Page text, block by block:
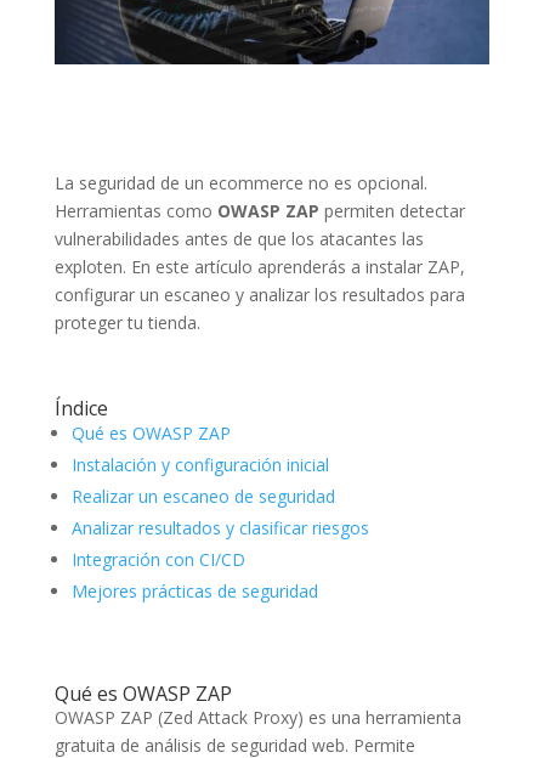
La seguridad de un ecommerce no es opcional.
Herramientas como OWASP ZAP permiten detectar
vulnerabilidades antes de que los atacantes las
exploten. En este artículo aprenderás a instalar ZAP,
configurar un escaneo y analizar los resultados para
proteger tu tienda.
Índice
Qué es OWASP ZAP
Instalación y configuración inicial
Realizar un escaneo de seguridad
Analizar resultados y clasificar riesgos
Integración con CI/CD
Mejores prácticas de seguridad
Qué es OWASP ZAP
OWASP ZAP (Zed Attack Proxy) es una herramienta
gratuita de análisis de seguridad web. Permite